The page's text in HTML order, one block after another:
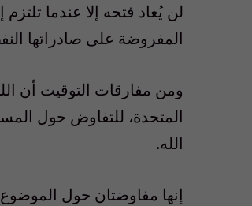
لن يُعاد فتحه إلا عندما
المفروضة على صادراتها
ومن مفارقات التوقيت أن
المتحدة، للتفاوض حول
الله.
إنها مفاوضتان حول